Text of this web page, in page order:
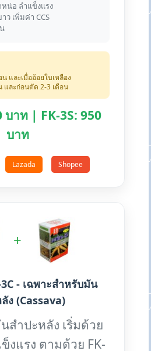
หน่อ ลำแข็งแรง
ว เพิ่มค่า CCS
และเมื่ออ้อยใบเหลือง
และก่อนตัด 2-3 เดือน
บาท | FK-3S: 950
บาท
Lazada Shopee
+
3C - เฉพาะสำหรับมัน
ง (Cassava)
สำปะหลัง เริ่มด้วย
งแรง ตามด้วย FK-